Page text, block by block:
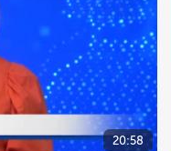
20:58